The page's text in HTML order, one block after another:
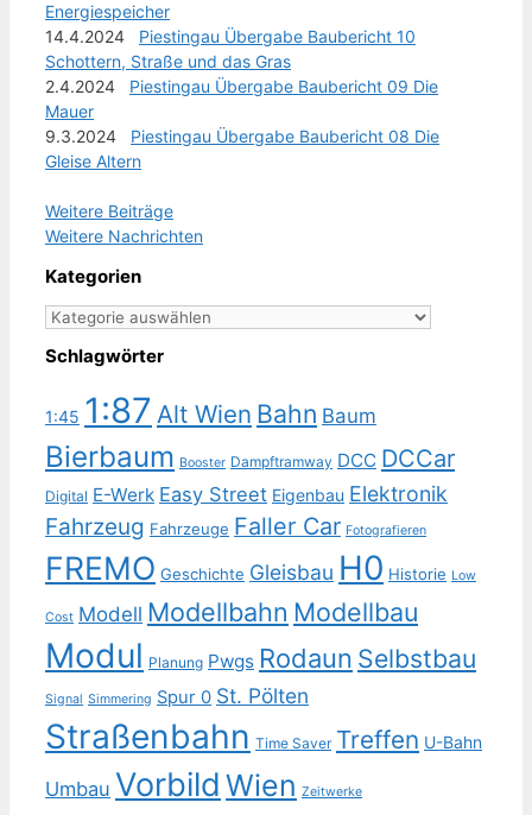
Energiespeicher
14.4.2024 Piestingau Übergabe Baubericht 10
Schottern, Straße und das Gras
2.4.2024 Piestingau Übergabe Baubericht 09 Die
Mauer
9.3.2024 Piestingau Übergabe Baubericht 08 Die
Gleise Altern
Weitere Beiträge
Weitere Nachrichten
Kategorien
Kategorien
Schlagwörter
1:45 1:87 Alt Wien Bahn Baum
Bierbaum Booster Dampftramway DCC DCCar
Digital E-Werk Easy Street Eigenbau Elektronik
Fahrzeug Fahrzeuge Faller Car Fotografieren
FREMO Geschichte Gleisbau H0 Historie Low
Cost Modell Modellbahn Modellbau
Modul Planung Pwgs Rodaun Selbstbau
Signal Simmering Spur 0 St. Pölten
Straßenbahn Time Saver Treffen U-Bahn
Umbau Vorbild Wien Zeitwerke